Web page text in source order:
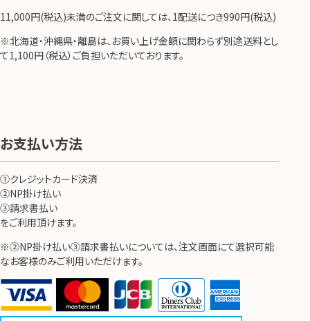
11,000円(税込)未満のご注文に関しては、1配送につき990円(税込)
※北海道・沖縄県・離島は、お買い上げ金額に関わらず別途送料とし
て1,100円（税込）ご負担いただいております。
お支払い方法
①クレジットカード決済
②NP掛け払い
③請求書払い
をご利用頂けます。
※②NP掛け払い③請求書払いについては、注文画面にて選択可能
なお客様のみご利用いただけます。